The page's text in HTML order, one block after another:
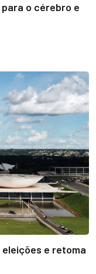
o cérebro e
e retoma